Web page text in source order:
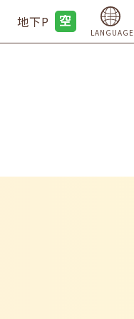
地下P
LANGUAGE